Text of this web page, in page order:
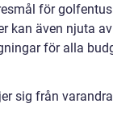
för
kan även njuta
för alla
sig från varandra